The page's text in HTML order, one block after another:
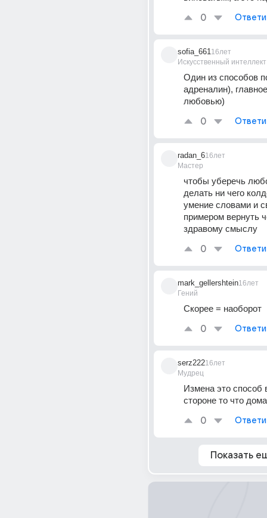
0
sofia_661
Искусственный интеллект
16лет
Один из способов
адреналин),
любовью)
0
radan_6
Мастер
16лет
чтобы уберечь
делать ни чего
умение словами и
примером вернуть
здравому смыслу
0
mark_gellershtein
Гений
16лет
Скорее = наоборот
0
serz222
Мудрец
16лет
Измена это способ
стороне то что
0
Показать